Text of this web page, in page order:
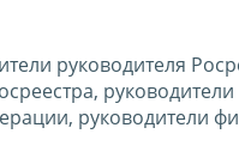
руководителя
руководители
руководители